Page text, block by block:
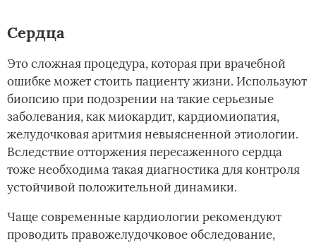
Сердца
Это сложная процедура, которая при врачебной
ошибке может стоить пациенту жизни. Используют
биопсию при подозрении на такие серьезные
заболевания, как миокардит, кардиомиопатия,
желудочковая аритмия невыясненной этиологии.
Вследствие отторжения пересаженного сердца
тоже необходима такая диагностика для контроля
устойчивой положительной динамики.
Чаще современные кардиологии рекомендуют
проводить правожелудочковое обследование,